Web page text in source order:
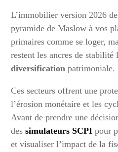
L’immobilier version 2026
pyramide de Maslow à vos
primaires comme se loger,
restent les ancres de
diversification patrimoniale.
Ces secteurs offrent une
l’érosion monétaire et les
Avant de prendre une
dessimulateurs SCPI pour
et visualiser l’impact de la